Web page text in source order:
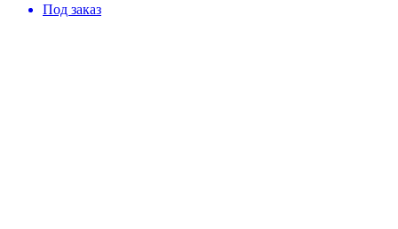
Под заказ